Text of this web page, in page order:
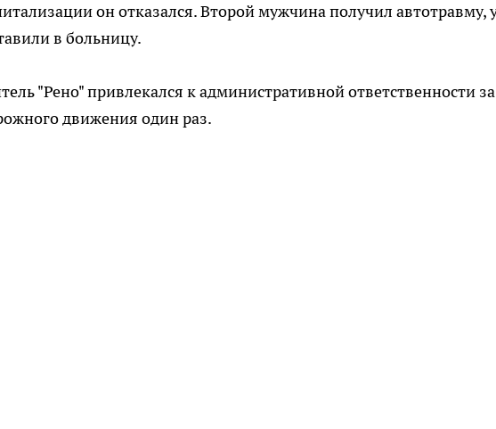
он отказался. Второй мужчина получил
в больницу.
"Рено" привлекался к административной ответственности за
движения один раз.